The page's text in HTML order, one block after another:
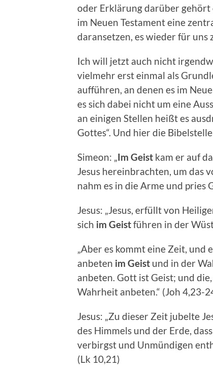
oder Erklärung darüber gehört
im Neuen Testament eine
daransetzen, es wieder für uns
Ich will jetzt auch nicht
vielmehr erst einmal als
aufführen, an denen es im
es sich dabei nicht um eine
an einigen Stellen heißt es
Gottes“. Und hier die
Simeon: „Im Geist kam er auf
Jesus hereinbrachten, um das
nahm es in die Arme und pries
Jesus: „Jesus, erfüllt von
sich im Geistführen in der
„Aber es kommt eine Zeit, und
anbeten im Geist und in der
anbeten. Gott ist Geist; und
Wahrheit anbeten.“ (Joh 4,23-
Jesus: „Zu dieser Zeit jubelte
des Himmels und der Erde,
verbirgst und Unmündigen
(Lk 10,21)